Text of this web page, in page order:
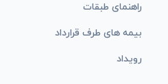
راهنمای طبقات
بيمه های طرف قرارداد
رویداد